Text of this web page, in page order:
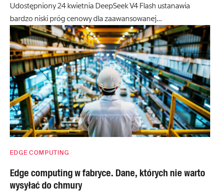
Udostępniony 24 kwietnia DeepSeek V4 Flash ustanawia
bardzo niski próg cenowy dla zaawansowanej…
EDGE COMPUTING
Edge computing w fabryce. Dane, których nie warto
wysyłać do chmury